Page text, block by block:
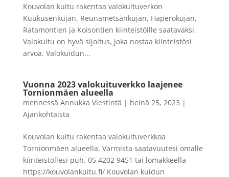
Kouvolan kuitu rakentaa valokuituverkon
Kuukusenkujan, Reunametsänkujan, Haperokujan,
Ratamontien ja Koisontien kiinteistöille saatavaksi.
Valokuitu on hyvä sijoitus, joka nostaa kiinteistösi
arvoa. Valokuidun...
Vuonna 2023 valokuituverkko laajenee
Tornionmäen alueella
mennessä Annukka Viestintä | heinä 25, 2023 |
Ajankohtaista
Kouvolan kuitu rakentaa valokuituverkkoa
Tornionmäen alueella. Varmista saatavuutesi omalle
kiinteistöllesi puh. 05 4202 9451 tai lomakkeella
https://kouvolankuitu.fi/ Kouvolan kuidun